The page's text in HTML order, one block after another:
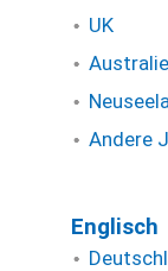
UK
Andere
Englisch